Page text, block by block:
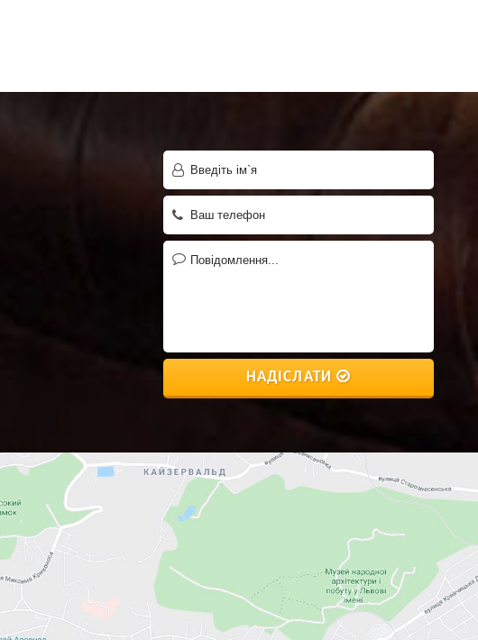
НАДІСЛАТИ